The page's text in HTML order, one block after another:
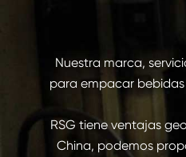
BOTELLAS DE VIDRIO
BOTELLAS DE CERVEZA
BOTELLAS DE ACEITE
Nuestra marca,
para empacar bebidas
RSG tiene ventajas
China, podemos